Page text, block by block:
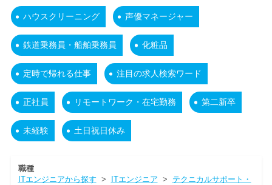
ハウスクリーニング 声優マネージャー
鉄道乗務員・船舶乗務員 化粧品
定時で帰れる仕事 注目の求人検索ワード
正社員 リモートワーク・在宅勤務 第二新卒
未経験 土日祝日休み
職種
ITエンジニアから探す > ITエンジニア > テクニカルサポート・